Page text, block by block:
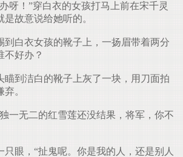
呀！”穿白衣的女孩打马上前在宋千灵
故意说给她听的。
白衣女孩的靴子上，一扬眉带着两分
好办？
到洁白的靴子上灰了一块，用刀面拍
。
一无二的红雪莲还没结果，将军，你不
眼，“扯鬼呢。你是我的人，还是别人